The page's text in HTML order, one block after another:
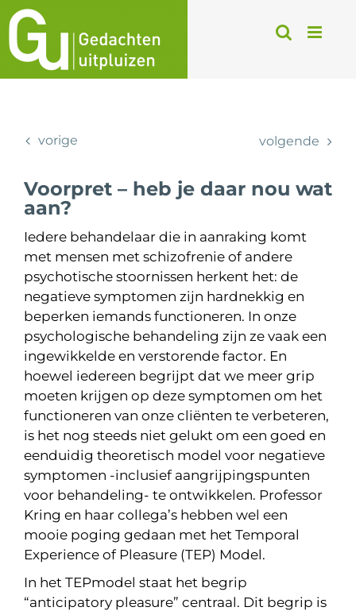
Ga
naar
inhoud
vorige volgende
Voorpret – heb je daar nou wat
aan?
Iedere behandelaar die in aanraking komt
met mensen met schizofrenie of andere
psychotische stoornissen herkent het: de
negatieve symptomen zijn hardnekkig en
beperken iemands functioneren. In onze
psychologische behandeling zijn ze vaak een
ingewikkelde en verstorende factor. En
hoewel iedereen begrijpt dat we meer grip
moeten krijgen op deze symptomen om het
functioneren van onze cliënten te verbeteren,
is het nog steeds niet gelukt om een goed en
eenduidig theoretisch model voor negatieve
symptomen -inclusief aangrijpingspunten
voor behandeling- te ontwikkelen. Professor
Kring en haar collega’s hebben wel een
mooie poging gedaan met het Temporal
Experience of Pleasure (TEP) Model.
In het TEPmodel staat het begrip
“anticipatory pleasure” centraal. Dit begrip is